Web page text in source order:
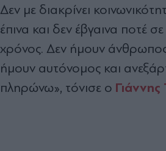
Δεν με διακρίνει
έπινα και δεν έβγαινα ποτέ
χρόνος. Δεν ήμουν
ήμουν αυτόνομος και
πληρώνω», τόνισε ο